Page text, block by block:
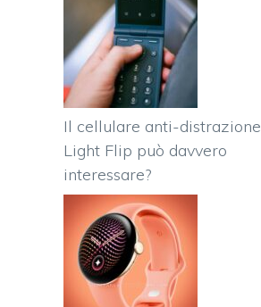
Il cellulare anti-distrazione
Light Flip può davvero
interessare?